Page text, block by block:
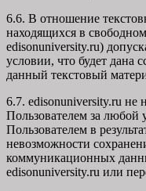
6.6. В отношение
находящихся в
edisonuniversity.ru)
условии, что будет дана
данный текстовый
6.7. edisonuniversity.ru не
Пользователем за
Пользователем в
невозможности
коммуникационных
edisonuniversity.ru или